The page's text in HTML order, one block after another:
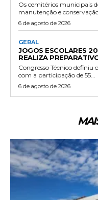
Os cemitérios municipais
manutenção e
6 de agosto de 2026
GERAL
JOGOS ESCOLARES
REALIZA
Congresso Técnico definiu
com a participação de 55...
6 de agosto de 2026